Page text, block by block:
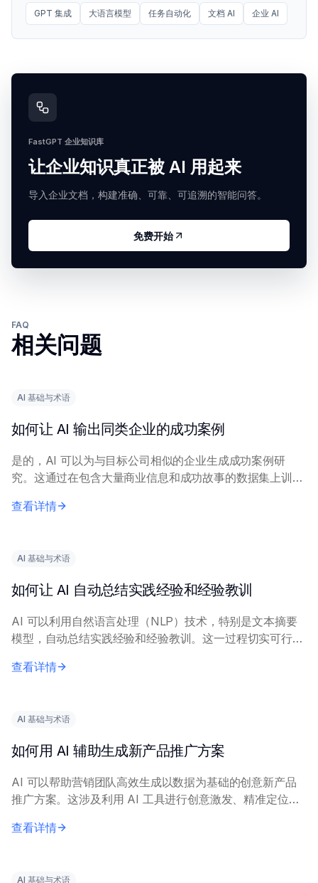
GPT 集成 大语言模型 任务自动化 文档 AI 企业 AI
FastGPT 企业知识库
让企业知识真正被 AI 用起来
导入企业文档，构建准确、可靠、可追溯的智能问答。
免费开始
FAQ
相关问题
AI 基础与术语
如何让 AI 输出同类企业的成功案例
是的，AI 可以为与目标公司相似的企业生成成功案例研
究。这通过在包含大量商业信息和成功故事的数据集上训练
AI 提供精确的查询内容，包括具体...
查看详情
AI 基础与术语
如何让 AI 自动总结实践经验和经验教训
AI 可以利用自然语言处理（NLP）技术，特别是文本摘要
模型，自动总结实践经验和经验教训。这一过程切实可行，
晰、完整的输入文本。关键技术包括抽取式...
查看详情
AI 基础与术语
如何用 AI 辅助生成新产品推广方案
AI 可以帮助营销团队高效生成以数据为基础的创意新产品
推广方案。这涉及利用 AI 工具进行创意激发、精准定位和
训练 AI 模型，以生成相关洞察。营...
查看详情
AI 基础与术语